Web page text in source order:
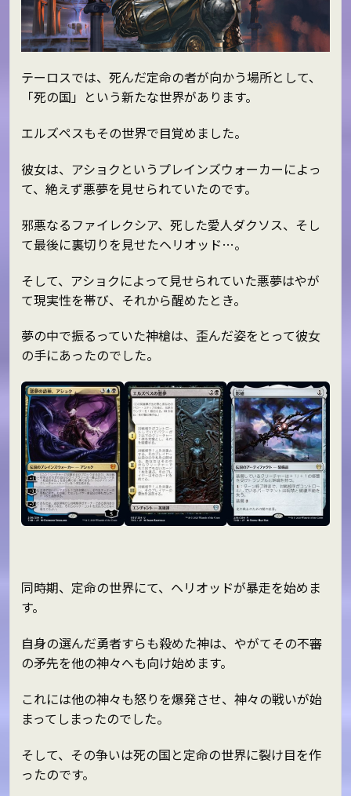
テーロスでは、死んだ定命の者が向かう場所として、
「死の国」という新たな世界があります。
エルズペスもその世界で目覚めました。
彼女は、アショクというプレインズウォーカーによっ
て、絶えず悪夢を見せられていたのです。
邪悪なるファイレクシア、死した愛人ダクソス、そし
て最後に裏切りを見せたヘリオッド…。
そして、アショクによって見せられていた悪夢はやが
て現実性を帯び、それから醒めたとき。
夢の中で振るっていた神槍は、歪んだ姿をとって彼女
の手にあったのでした。
同時期、定命の世界にて、ヘリオッドが暴走を始めま
す。
自身の選んだ勇者すらも殺めた神は、やがてその不審
の矛先を他の神々へも向け始めます。
これには他の神々も怒りを爆発させ、神々の戦いが始
まってしまったのでした。
そして、その争いは死の国と定命の世界に裂け目を作
ったのです。